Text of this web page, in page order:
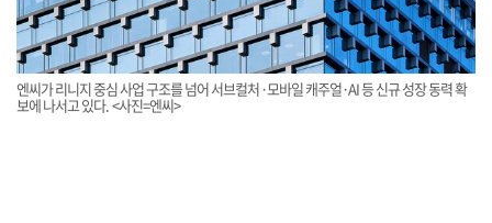
엔씨가 리니지 중심 사업 구조를 넘어 서브컬처·모바일 캐주얼·AI 등 신규 성장 동력 확
보에 나서고 있다. <사진=엔씨>